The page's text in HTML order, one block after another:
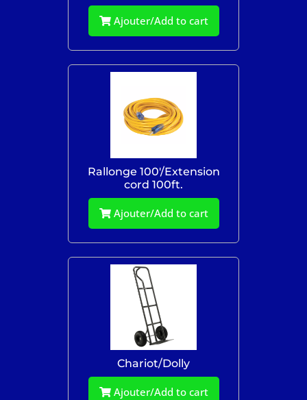
Ajouter/Add to cart
Rallonge 100'/Extension
cord 100ft.
Ajouter/Add to cart
Chariot/Dolly
Ajouter/Add to cart